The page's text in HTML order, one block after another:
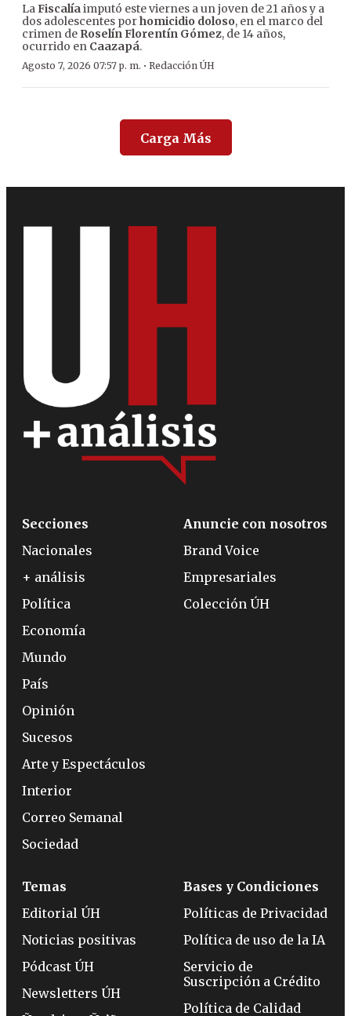
LaFiscalíaimputó este viernes a un joven de 21 años y a
dos adolescentes porhomicidio doloso, en el marco del
crimen de Roselín Florentín Gómez, de 14 años,
ocurrido en Caazapá.
Agosto 7, 2026 07:57 p. m. · Redacción ÚH
Carga Más
Secciones
Nacionales
+ análisis
Política
Economía
Mundo
País
Opinión
Sucesos
Arte y Espectáculos
Interior
Correo Semanal
Sociedad
Anuncie con nosotros
Brand Voice
Empresariales
Colección ÚH
Temas
Editorial ÚH
Noticias positivas
Pódcast ÚH
Newsletters ÚH
Bases y Condiciones
Políticas de Privacidad
Política de uso de la IA
Servicio de
Suscripción a Crédito
Política de Calidad